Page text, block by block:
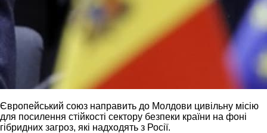
Європейський союз направить до Молдови цивільну місію
для посилення стійкості сектору безпеки країни на фоні
гібридних загроз, які надходять з Росії.